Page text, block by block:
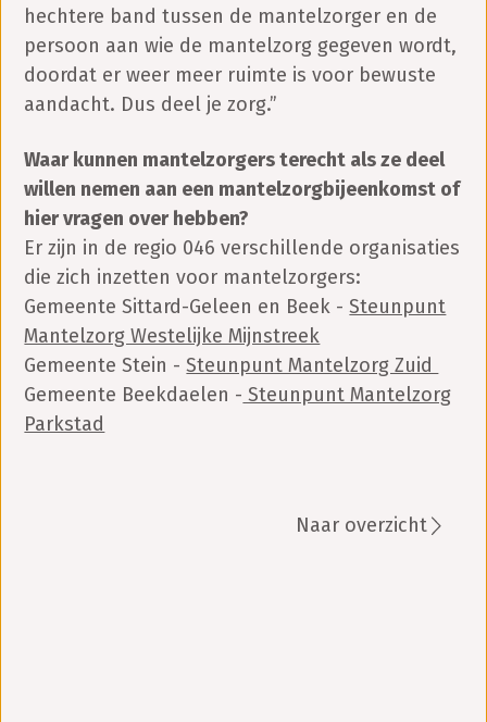
hechtere band tussen de mantelzorger en de
persoon aan wie de mantelzorg gegeven wordt,
doordat er weer meer ruimte is voor bewuste
aandacht. Dus deel je zorg.”
Waar kunnen mantelzorgers terecht als ze deel
willen nemen aan een mantelzorgbijeenkomst of
hier vragen over hebben?
Er zijn in de regio 046 verschillende organisaties
die zich inzetten voor mantelzorgers:
Gemeente Sittard-Geleen en Beek -Steunpunt
Mantelzorg Westelijke Mijnstreek
Gemeente Stein -Steunpunt Mantelzorg Zuid
Gemeente Beekdaelen - Steunpunt Mantelzorg
Parkstad
Naar overzicht